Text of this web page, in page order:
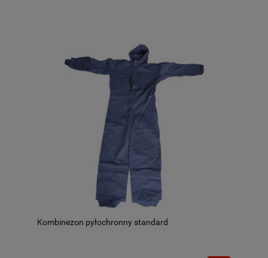
Kombinezon pyłochronny standard